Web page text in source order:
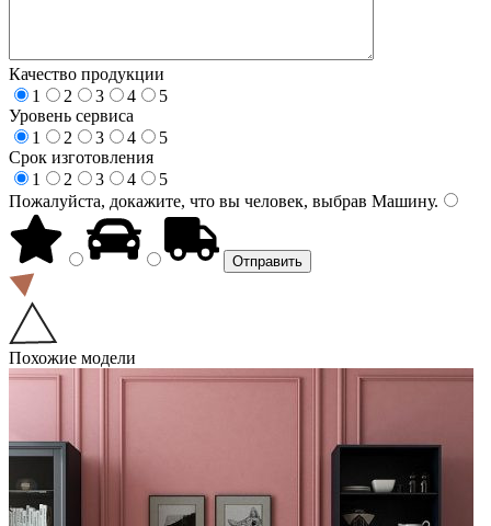
Качество продукции
1
2 3 4
5
Уровень сервиса
1
2 3 4
5
Срок изготовления
1
2 3 4
5
Пожалуйста, докажите, что вы человек, выбрав Машину.
Похожие модели